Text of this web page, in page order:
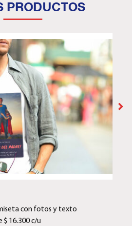
PRODUCTOS
con fotos y texto
$ 16.300 c/u